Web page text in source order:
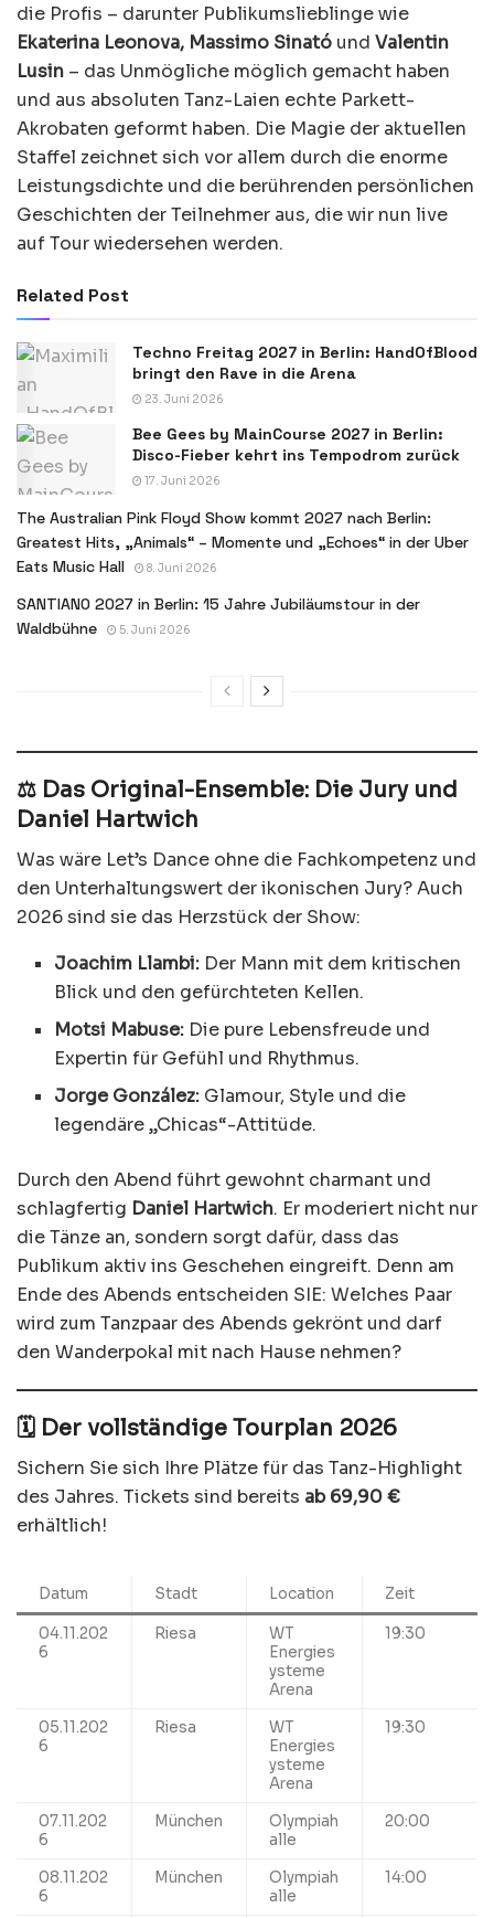
die Profis – darunter Publikumslieblinge wie
Ekaterina Leonova, Massimo Sinató und Valentin
Lusin – das Unmögliche möglich gemacht haben
und aus absoluten Tanz-Laien echte Parkett-
Akrobaten geformt haben. Die Magie der aktuellen
Staffel zeichnet sich vor allem durch die enorme
Leistungsdichte und die berührenden persönlichen
Geschichten der Teilnehmer aus, die wir nun live
auf Tour wiedersehen werden.
Related Post
Techno Freitag 2027 in Berlin: HandOfBlood
bringt den Rave in die Arena
23. Juni 2026
Bee Gees by MainCourse 2027 in Berlin:
Disco-Fieber kehrt ins Tempodrom zurück
17. Juni 2026
The Australian Pink Floyd Show kommt 2027 nach Berlin:
Greatest Hits, „Animals“ – Momente und „Echoes“ in der Uber
Eats Music Hall
8. Juni 2026
SANTIANO 2027 in Berlin: 15 Jahre Jubiläumstour in der
Waldbühne
5. Juni 2026
⚖️ Das Original-Ensemble: Die Jury und
Daniel Hartwich
Was wäre Let’s Dance ohne die Fachkompetenz und
den Unterhaltungswert der ikonischen Jury? Auch
2026 sind sie das Herzstück der Show:
Joachim Llambi: Der Mann mit dem kritischen
Blick und den gefürchteten Kellen.
Motsi Mabuse: Die pure Lebensfreude und
Expertin für Gefühl und Rhythmus.
Jorge González: Glamour, Style und die
legendäre „Chicas“-Attitüde.
Durch den Abend führt gewohnt charmant und
schlagfertig Daniel Hartwich. Er moderiert nicht nur
die Tänze an, sondern sorgt dafür, dass das
Publikum aktiv ins Geschehen eingreift. Denn am
Ende des Abends entscheiden SIE: Welches Paar
wird zum Tanzpaar des Abends gekrönt und darf
den Wanderpokal mit nach Hause nehmen?
🗓️ Der vollständige Tourplan 2026
Sichern Sie sich Ihre Plätze für das Tanz-Highlight
des Jahres. Tickets sind bereits ab 69,90 €
erhältlich!
Datum Stadt Location Zeit
04.11.202
6
Riesa
WT
Energies
ysteme
Arena
19:30
05.11.202
6
Riesa
WT
Energies
ysteme
Arena
19:30
07.11.202
6
München
Olympiah
alle
20:00
08.11.202
6
München
Olympiah
alle
14:00